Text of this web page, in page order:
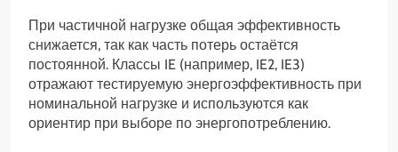
При частичной нагрузке общая эффективность
снижается, так как часть потерь остаётся
постоянной. Классы IE (например, IE2, IE3)
отражают тестируемую энергоэффективность при
номинальной нагрузке и используются как
ориентир при выборе по энергопотреблению.